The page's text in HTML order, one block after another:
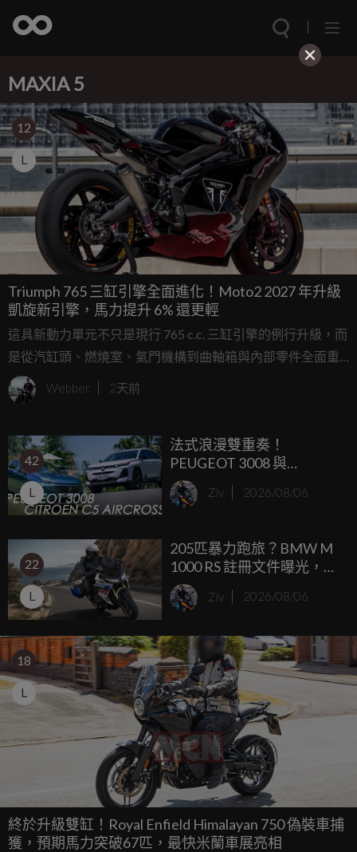
MAXIA 5
12
L
Triumph 765 三缸引擎全面進化！Moto2 2027 年升級
凱旋新引擎，馬力提升 6% 還更輕
這具新動力單元不只是現行 765 c.c. 三缸引擎的例行升級，而
是從汽缸頭、燃燒室、氣門機構到曲軸箱與內部零件全面重
新設計，最大馬力預計提升約 6%，整體重量則減輕 2 kg。
Webber 2天前
42
L
法式浪漫雙重奏！
PEUGEOT 3008 與
CITROËN C5 AIRCROSS
新世代油電休旅體驗
Ziv 2026/08/06
22
L
205匹暴力跑旅？BMW M
1000 RS 註冊文件曝光，預
計 2027 年登場！
Ziv 2026/08/06
18
L
終於升級雙缸！Royal Enfield Himalayan 750 偽裝車捕
獲，預期馬力突破67匹，最快米蘭車展亮相